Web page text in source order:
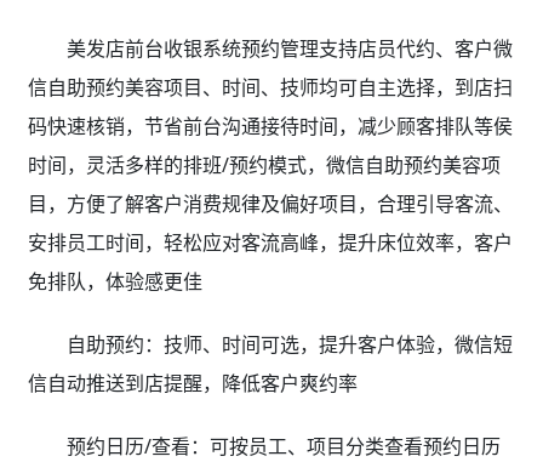
美发店前台收银系统预约管理支持店员代约、客户微
信自助预约美容项目、时间、技师均可自主选择，到店扫
码快速核销，节省前台沟通接待时间，减少顾客排队等侯
时间，灵活多样的排班/预约模式，微信自助预约美容项
目，方便了解客户消费规律及偏好项目，合理引导客流、
安排员工时间，轻松应对客流高峰，提升床位效率，客户
免排队，体验感更佳
自助预约：技师、时间可选，提升客户体验，微信短
信自动推送到店提醒，降低客户爽约率
预约日历/查看：可按员工、项目分类查看预约日历